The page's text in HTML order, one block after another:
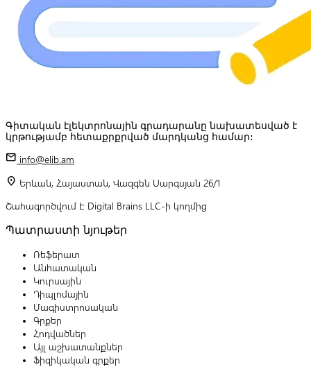
Գիտական էլեկտրոնային գրադարանը նախատեսված է
կրթությամբ հետաքրքրված մարդկանց համար:
mail info@elib.am
location_on Երևան, Հայաստան, Վազգեն Սարգսյան 26/1
Շահագործվում է Digital Brains LLC-ի կողմից
Պատրաստի նյութեր
Ռեֆերատ
Անհատական
Կուրսային
Դիպլոմային
Մագիստրոսական
Գրքեր
Հոդվածներ
Այլ աշխատանքներ
Ֆիզիկական գրքեր